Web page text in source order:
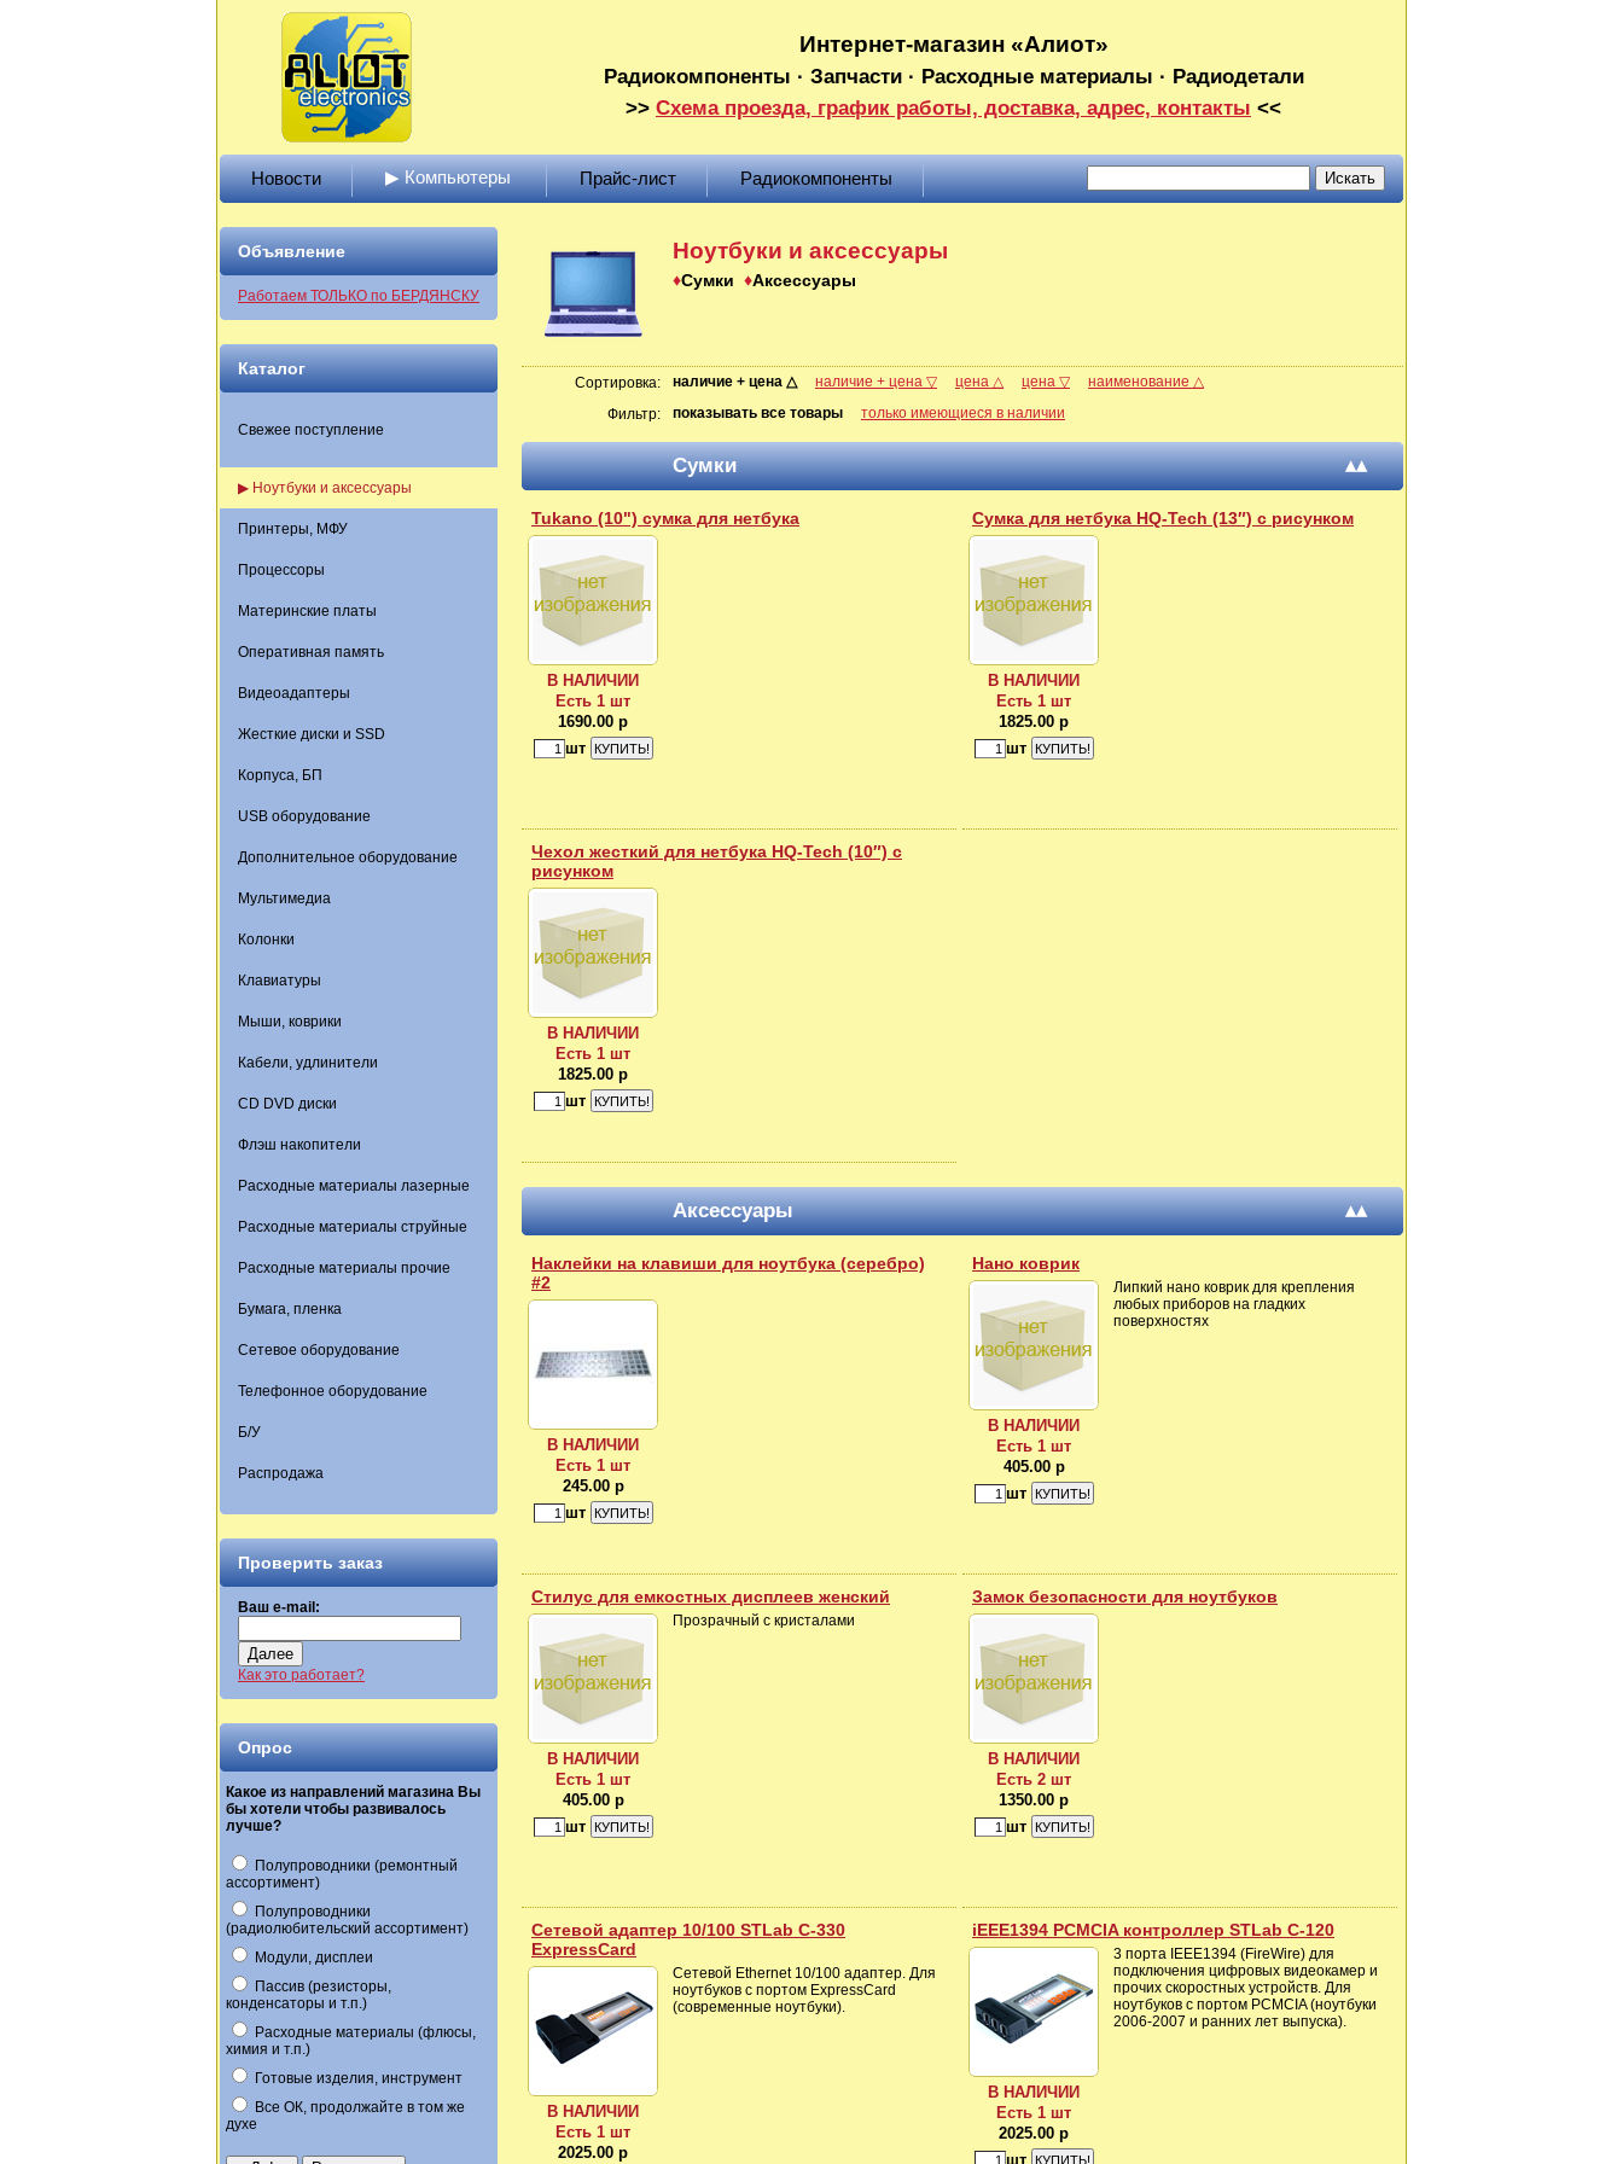
Интернет-магазин «Алиот»
Радиокомпоненты · Запчасти · Расходные материалы · Радиодетали
>> Схема проезда, график работы, доставка, адрес, контакты <<
Новости ▶ Компьютеры Прайс-лист Радиокомпоненты
Объявление
Работаем ТОЛЬКО по БЕРДЯНСКУ
Каталог
Свежее поступление
▶ Ноутбуки и аксессуары
Принтеры, МФУ
Процессоры
Материнские платы
Оперативная память
Видеоадаптеры
Жесткие диски и SSD
Корпуса, БП
USB оборудование
Дополнительное оборудование
Мультимедиа
Колонки
Клавиатуры
Мыши, коврики
Кабели, удлинители
CD DVD диски
Флэш накопители
Расходные материалы лазерные
Расходные материалы струйные
Расходные материалы прочие
Бумага, пленка
Сетевое оборудование
Телефонное оборудование
Б/У
Распродажа
Проверить заказ
Ваш e-mail:
Далее
Как это работает?
Опрос
Какое из направлений магазина Вы
бы хотели чтобы развивалось
лучше?
Полупроводники (ремонтный
ассортимент)
Полупроводники
(радиолюбительский ассортимент)
Модули, дисплеи
Пассив (резисторы,
конденсаторы и т.п.)
Расходные материалы (флюсы,
химия и т.п.)
Готовые изделия, инструмент
Все ОК, продолжайте в том же
духе
Ноутбуки и аксессуары
Сумки Аксессуары
Сортировка: наличие + цена △ наличие + цена ▽ цена △ цена ▽
наименование △
Фильтр:
показывать все товары только имеющиеся в наличии
Сумки ▴▴
Tukano (10") сумка для нетбука
В НАЛИЧИИ
Есть 1 шт
1690.00 р
шт
Сумка для нетбука HQ-Tech (13″) c рисунком
В НАЛИЧИИ
Есть 1 шт
1825.00 р
шт
Чехол жесткий для нетбука HQ-Tech (10″) c
рисунком
В НАЛИЧИИ
Есть 1 шт
1825.00 р
шт
Аксессуары ▴▴
Наклейки на клавиши для ноутбука (серебро)
#2
В НАЛИЧИИ
Есть 1 шт
245.00 р
шт
Нано коврик
В НАЛИЧИИ
Есть 1 шт
405.00 р
шт
Липкий нано коврик для крепления
любых приборов на гладких
поверхностях
Стилус для емкостных дисплеев женский
В НАЛИЧИИ
Есть 1 шт
405.00 р
шт
Прозрачный с кристалами
Замок безопасности для ноутбуков
В НАЛИЧИИ
Есть 2 шт
1350.00 р
шт
Сетевой адаптер 10/100 STLab C-330
ExpressCard
В НАЛИЧИИ
Есть 1 шт
2025.00 р
Сетевой Ethernet 10/100 адаптер. Для
ноутбуков с портом ExpressCard
(современные ноутбуки).
iEEE1394 PCMCIA контроллер STLab C-120
В НАЛИЧИИ
Есть 1 шт
2025.00 р
шт
3 порта IEEE1394 (FireWire) для
подключения цифровых видеокамер и
прочих скоростных устройств. Для
ноутбуков с портом PCMCIA (ноутбуки
2006-2007 и ранних лет выпуска).